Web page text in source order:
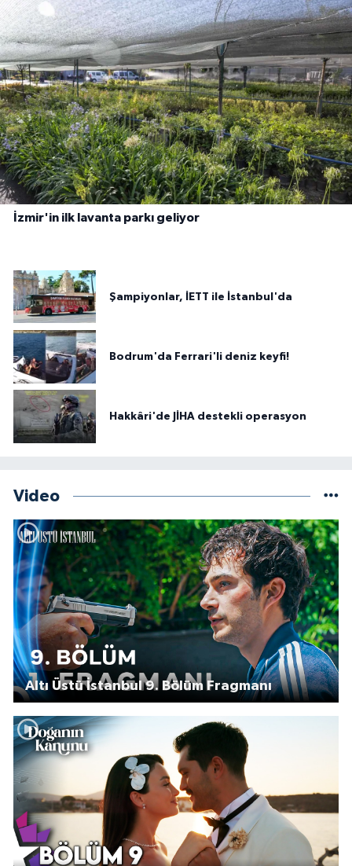
İzmir'in ilk lavanta parkı geliyor
Şampiyonlar, İETT ile İstanbul'da
Bodrum'da Ferrari'li deniz keyfi!
Hakkâri'de JİHA destekli operasyon
Video
Altı Üstü İstanbul 9. Bölüm Fragmanı